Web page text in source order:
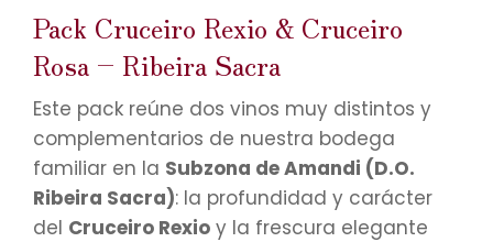
–
Sacra
cantidad
Pack Cruceiro Rexio & Cruceiro
Rosa – Ribeira Sacra
Este pack reúne dos vinos muy distintos y
complementarios de nuestra bodega
familiar en la Subzona de Amandi (D.O.
Ribeira Sacra): la profundidad y carácter
del Cruceiro Rexio y la frescura elegante